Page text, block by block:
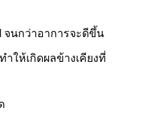
จนกว่าอาการจะดีขึ้น
ให้เกิดผลข้างเคียงที่